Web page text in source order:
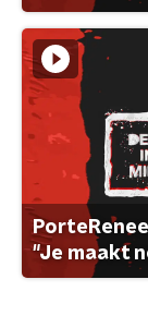
"Je maakt